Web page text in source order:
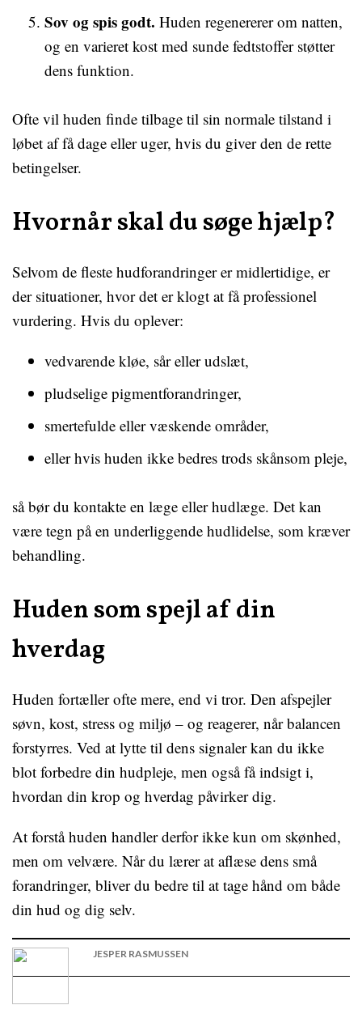
Sov og spis godt. Huden regenererer om natten,
og en varieret kost med sunde fedtstoffer støtter
dens funktion.
Ofte vil huden finde tilbage til sin normale tilstand i
løbet af få dage eller uger, hvis du giver den de rette
betingelser.
Hvornår skal du søge hjælp?
Selvom de fleste hudforandringer er midlertidige, er
der situationer, hvor det er klogt at få professionel
vurdering. Hvis du oplever:
vedvarende kløe, sår eller udslæt,
pludselige pigmentforandringer,
smertefulde eller væskende områder,
eller hvis huden ikke bedres trods skånsom pleje,
så bør du kontakte en læge eller hudlæge. Det kan
være tegn på en underliggende hudlidelse, som kræver
behandling.
Huden som spejl af din
hverdag
Huden fortæller ofte mere, end vi tror. Den afspejler
søvn, kost, stress og miljø – og reagerer, når balancen
forstyrres. Ved at lytte til dens signaler kan du ikke
blot forbedre din hudpleje, men også få indsigt i,
hvordan din krop og hverdag påvirker dig.
At forstå huden handler derfor ikke kun om skønhed,
men om velvære. Når du lærer at aflæse dens små
forandringer, bliver du bedre til at tage hånd om både
din hud og dig selv.
JESPER RASMUSSEN